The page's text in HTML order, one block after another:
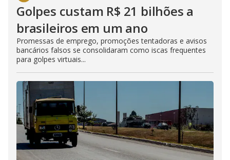
Golpes custam R$ 21 bilhões a
brasileiros em um ano
Promessas de emprego, promoções tentadoras e avisos
bancários falsos se consolidaram como iscas frequentes
para golpes virtuais...